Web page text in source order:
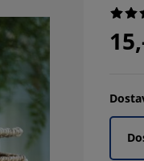
16.666666666666664%